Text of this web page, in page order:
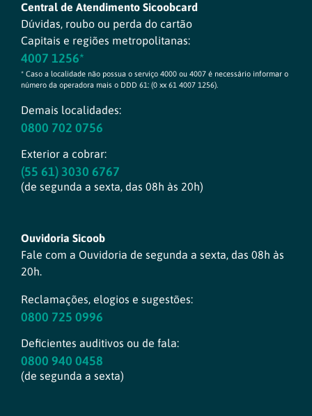
Central de Atendimento Sicoobcard
Dúvidas, roubo ou perda do cartão
Capitais e regiões metropolitanas:
4007 1256*
* Caso a localidade não possua o serviço 4000 ou 4007 é necessário informar o
número da operadora mais o DDD 61: (0 xx 61 4007 1256).
Demais localidades:
0800 702 0756
Exterior a cobrar:
(55 61) 3030 6767
(de segunda a sexta, das 08h às 20h)
Ouvidoria Sicoob
Fale com a Ouvidoria de segunda a sexta, das 08h às
20h.
Reclamações, elogios e sugestões:
0800 725 0996
Deficientes auditivos ou de fala:
0800 940 0458
(de segunda a sexta)